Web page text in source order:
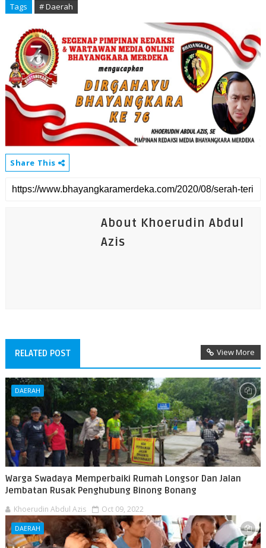
Tags # Daerah
Share This
About Khoerudin Abdul
Azis
RELATED POST View More
DAERAH
Warga Swadaya Memperbaiki Rumah Longsor Dan Jalan
Jembatan Rusak Penghubung Binong Bonang
Khoerudin Abdul Azis Oct 09, 2022
DAERAH